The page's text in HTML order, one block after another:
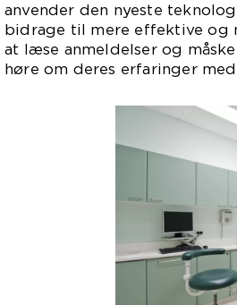
anvender den nyeste
bidrage til mere effektive og
at læse anmeldelser og
høre om deres erfaringer